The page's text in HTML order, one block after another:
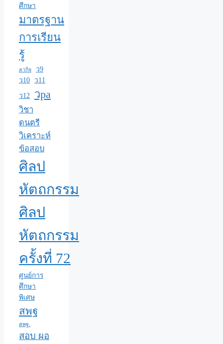
ศึกษา
มาตรฐาน
การเรียน
รู้
ลากิจ
ว9
ว10 ว11
ว12 วpa
วิชา
ดนตรี
วิเคราะห์
ข้อสอบ
ศิลป
หัตถกรรม
ศิลป
หัตถกรรม
ครั้งที่ 72
ศูนย์การ
ศึกษา
พิเศษ
สพฐ
สพฐ.
สอบ ผอ